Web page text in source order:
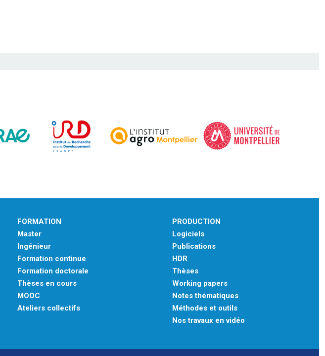
FORMATION
Master
Ingénieur
Formation continue
Formation doctorale
Thèses en cours
MOOC
Ateliers collectifs
PRODUCTION
Logiciels
Publications
HDR
Thèses
Working papers
Notes thématiques
Méthodes et outils
Nos travaux en vidéo